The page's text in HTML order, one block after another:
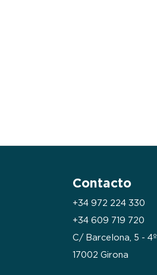
Contacto
+34 972 224 330
+34 609 719 720
C/ Barcelona, 5 - 4º
17002 Girona